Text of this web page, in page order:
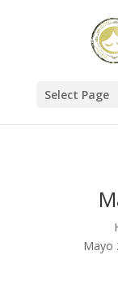
Select Page
Mayo